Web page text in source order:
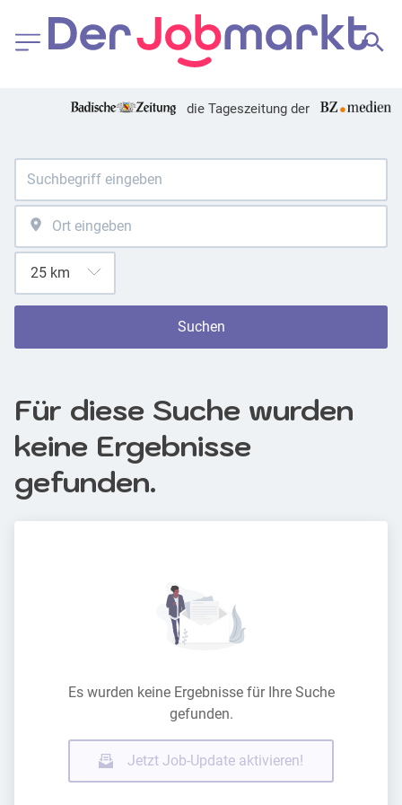
die Tageszeitung der
Suchen
Für diese Suche wurden
keine Ergebnisse
gefunden.
Es wurden keine Ergebnisse für Ihre Suche
gefunden.
Jetzt Job-Update aktivieren!